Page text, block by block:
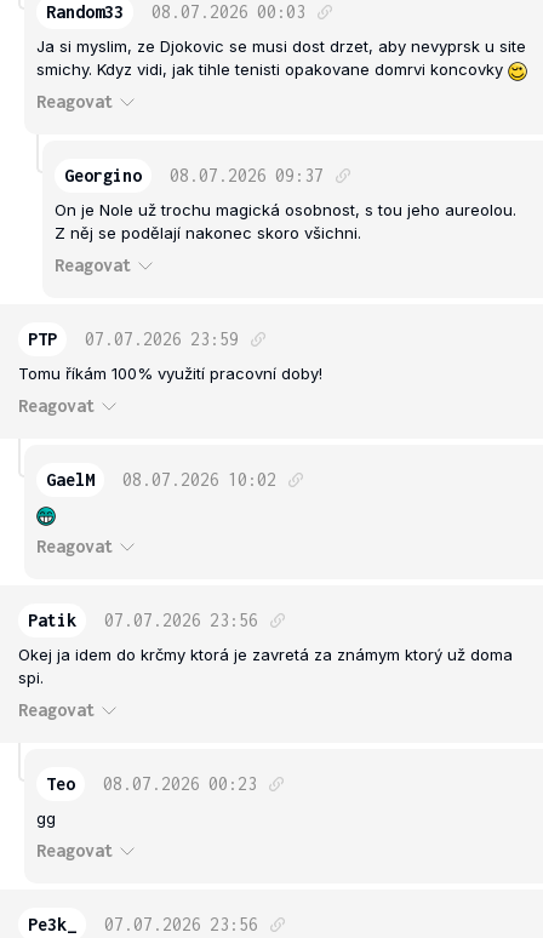
Random33 08.07.2026 00:03
Ja si myslim, ze Djokovic se musi dost drzet, aby nevyprsk u site
smichy. Kdyz vidi, jak tihle tenisti opakovane domrvi koncovky
Reagovat
Georgino 08.07.2026 09:37
On je Nole už trochu magická osobnost, s tou jeho aureolou.
Z něj se podělají nakonec skoro všichni.
Reagovat
PTP 07.07.2026 23:59
Tomu říkám 100% využití pracovní doby!
Reagovat
GaelM 08.07.2026 10:02
Reagovat
Patik 07.07.2026 23:56
Okej ja idem do krčmy ktorá je zavretá za známym ktorý už doma
spi.
Reagovat
Teo 08.07.2026 00:23
gg
Reagovat
Pe3k_ 07.07.2026 23:56